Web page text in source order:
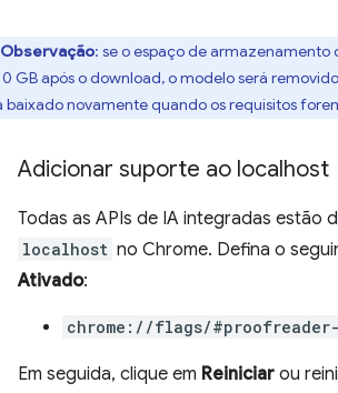
Observação: se o espaço de armazenamento
GB após o download, o modelo será
baixado novamente quando os requisitos
Adicionar suporte ao localhost
Todas as APIs de IA integradas estão
localhost no Chrome. Defina o
Ativado:
chrome://flags/
Em seguida, clique em Reiniciar ou